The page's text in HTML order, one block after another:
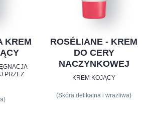
KREM
PRZEZ
ROSÉLIANE - KREM
DO CERY
NACZYNKOWEJ
KREM KOJĄCY
(Skóra delikatna i wrażliwa)